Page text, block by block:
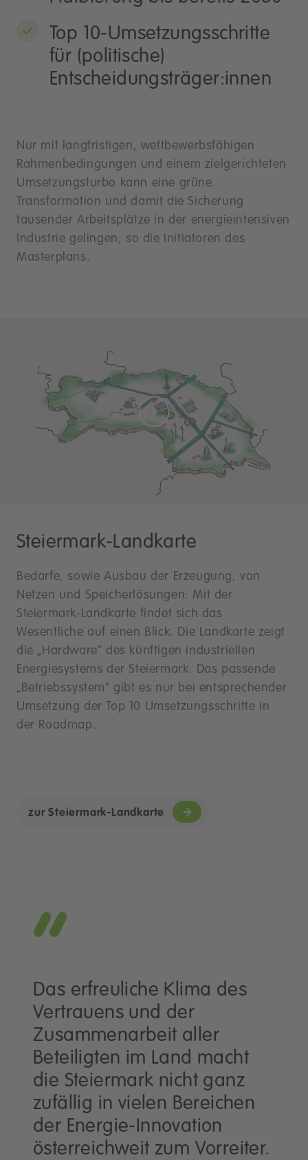
Top 10-Umsetzungsschritte
für (politische)
Entscheidungsträger:innen
Nur mit langfristigen, wettbewerbsfähigen
Rahmenbedingungen und einem zielgerichteten
Umsetzungsturbo kann eine grüne
Transformation und damit die Sicherung
tausender Arbeitsplätze in der energieintensiven
Industrie gelingen, so die Initiatoren des
Masterplans.
Steiermark-Landkarte
Bedarfe, sowie Ausbau der Erzeugung, von
Netzen und Speicherlösungen: Mit der
Steiermark-Landkarte findet sich das
Wesentliche auf einen Blick. Die Landkarte zeigt
die „Hardware“ des künftigen industriellen
Energiesystems der Steiermark. Das passende
„Betriebssystem“ gibt es nur bei entsprechender
Umsetzung der Top 10 Umsetzungsschritte in
der Roadmap.
zur Steiermark-Landkarte
Das erfreuliche Klima des
Vertrauens und der
Zusammenarbeit aller
Beteiligten im Land macht
die Steiermark nicht ganz
zufällig in vielen Bereichen
der Energie-Innovation
österreichweit zum Vorreiter.